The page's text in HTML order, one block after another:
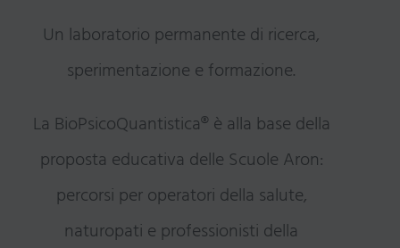
Un laboratorio permanente di ricerca,
sperimentazione e formazione.
La BioPsicoQuantistica® è alla base della
proposta educativa delle Scuole Aron:
percorsi per operatori della salute,
naturopati e professionisti della